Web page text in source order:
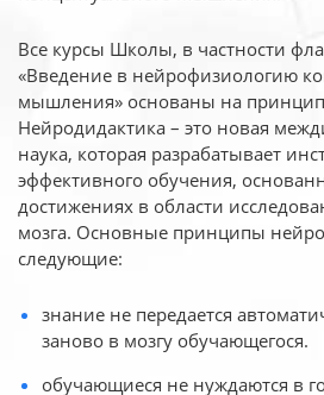
Все курсы Школы, в частности
«Введение в нейрофизиологию
мышления» основаны на
Нейродидактика – это новая
наука, которая разрабатывает
эффективного обучения,
достижениях в области
мозга. Основные принципы
следующие:
знание не передается
заново в мозгу обучающегося.
обучающиеся не нуждаются в